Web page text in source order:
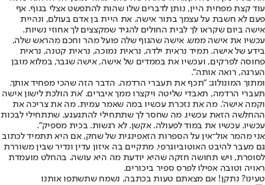
עוד קצת מפחית היין, נותן לדברים שלו שהות להתפשט אצלי בגוף. אף
פעם לא חשבת על עצמך בתור אישה. את היית בן אדם בעולם, ונהיית
אישה ביום שקראו לך לבית החולים להגיד שמקצצים לך אחוזי נשיות.
עכשיו את אישה ממש. אישה שהגוף שלה פועל מהר וחכם מהראש שלה,
בידע של אישה. תמיד נראית ילדה, נראית נמוכה, נראית קטנה, נראית
פחוסה לפרקים, ועכשיו את בממדים של אישה, אישה שגבר, במלוא מובן
הערגה, רואה אותה".
ומתוך המונולוג: "תכף את תעברי הרדמה. הדבר הזה שהכי מפחיד אותך.
תעברי הרדמה, תאבדי שליטה ויקצרו ממך איברים. 'את הולכת לישון אישה
וקמה אישה'. מה את נזכרת עכשיו במה שאמר עמית. מה את צריכה את
ההחלשה הזאת עכשיו. מה שחסר לך שתתחילי להתגעגע. שתתחילי לבכות
עכשיו. עכשיו את במוד לפעולה. אקשן. לא רגשות. בכית מספיק".
אני מהמר אול־אין על הספרות הזאפינגית של שחק, אם היא תתמיד לכתוב
גם מעבר להיבט האוטוביוגרפי. מתקיים בה איזון עדין ונדיר שבין משוררת
לסופרת, ויש תחושה חזקה שהיא יודעת מה היא עושה. בהחלט מועמדת
ראויה וטובה אפילו לפרס ספיר ביכורים.
טעינו? נתקן! אם מצאתם טעות בכתבה, נשמח שתשתפו אותנו